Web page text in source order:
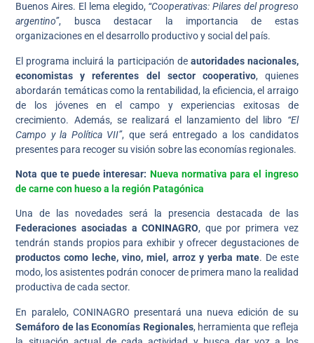
Buenos Aires. El lema elegido, “Cooperativas: Pilares del progreso
argentino”, busca destacar la importancia de estas
organizaciones en el desarrollo productivo y social del país.
El programa incluirá la participación de autoridades nacionales,
economistas y referentes del sector cooperativo, quienes
abordarán temáticas como la rentabilidad, la eficiencia, el arraigo
de los jóvenes en el campo y experiencias exitosas de
crecimiento. Además, se realizará el lanzamiento del libro “El
Campo y la Política VII”, que será entregado a los candidatos
presentes para recoger su visión sobre las economías regionales.
Nota que te puede interesar: Nueva normativa para el ingreso
de carne con hueso a la región Patagónica
Una de las novedades será la presencia destacada de las
Federaciones asociadas a CONINAGRO, que por primera vez
tendrán stands propios para exhibir y ofrecer degustaciones de
productos como leche, vino, miel, arroz y yerba mate. De este
modo, los asistentes podrán conocer de primera mano la realidad
productiva de cada sector.
En paralelo, CONINAGRO presentará una nueva edición de su
Semáforo de las Economías Regionales, herramienta que refleja